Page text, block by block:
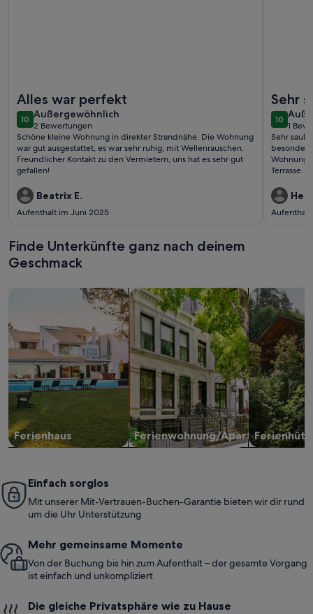
Alles war perfekt
1010 von 10
Außergewöhnlich
außergewöhnlich
2 Bewertungen
(2
bewertungen)
Schöne kleine Wohnung in direkter Strandnähe. Die Wohnung
war gut ausgestattet, es war sehr ruhig, mit Wellenrauschen.
Freundlicher Kontakt zu den Vermietern, uns hat es sehr gut
gefallen!
Beatrix E.
Aufenthalt im Juni 2025
Sehr
gute
1010 von
1
(1
Sehr
Wohnung
Terrasse.
Finde Unterkünfte ganz nach deinem
Geschmack
Ferienhaus
Suche nach Ferienhäusern
Ferienwohnung/Apartment
Suche nach Ferienwohnungen oder
Suche nach
Einfach sorglos
Mit unserer Mit-Vertrauen-Buchen-Garantie bieten wir dir rund
um die Uhr Unterstützung
Mehr gemeinsame Momente
Von der Buchung bis hin zum Aufenthalt – der gesamte Vorgang
ist einfach und unkompliziert
Die gleiche Privatsphäre wie zu Hause